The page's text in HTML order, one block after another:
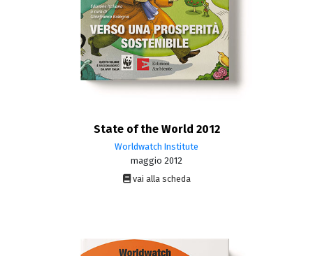
State of the World 2012
Worldwatch Institute
maggio 2012
vai alla scheda